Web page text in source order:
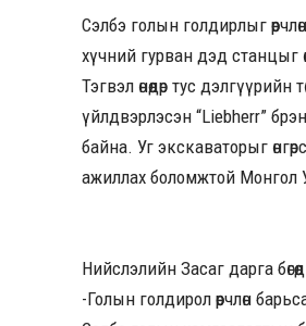
Сэлбэ голын голдирлыг
хүчний гурван дэд станцыг
Тэгвэл өнөөдөр тус
үйлдвэрлэсэн “Liebherr”
байна. Уг экскаваторыг
ажиллах боломжтой
Нийслэлийн Засаг дарга
-Голын голдирол өөрчлөн